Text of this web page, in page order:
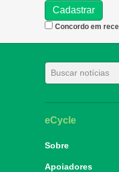
Concordo em
eCycle
Sobre
Apoiadores